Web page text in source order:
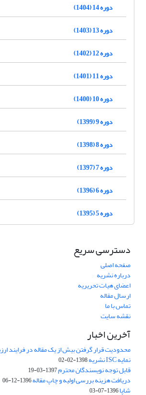
دوره 14 (1404)
دوره 13 (1403)
دوره 12 (1402)
دوره 11 (1401)
دوره 10 (1400)
دوره 9 (1399)
دوره 8 (1398)
دوره 7 (1397)
دوره 6 (1396)
دوره 5 (1395)
دسترسی سریع
صفحه اصلی
درباره نشریه
اعضای هیات تحریریه
ارسال مقاله
تماس با ما
نقشه سایت
آخرین اخبار
محدودیت قرار گرفتن بیش از یک مقاله در فرایند
نمایه ISC نشریه 1398-02-02
قابل توجه نویسندگان محترم1397-03-19
دریافت هزینه بررسی اولیه و چاپ مقاله1396-12-06
شاپا1396-07-03